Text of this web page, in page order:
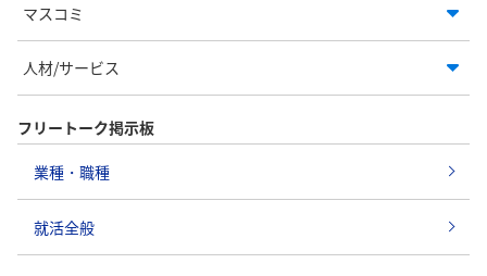
マスコミ
人材/サービス
フリートーク掲示板
業種・職種
就活全般